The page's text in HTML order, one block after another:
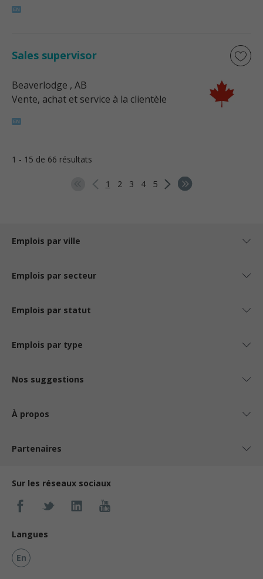
Sales supervisor
Beaverlodge , AB
Vente, achat et service à la clientèle
1 - 15 de 66 résultats
1 2 3 4 5
Emplois par ville
Emplois par secteur
Emplois par statut
Emplois par type
Nos suggestions
À propos
Partenaires
Sur les réseaux sociaux
Langues
En